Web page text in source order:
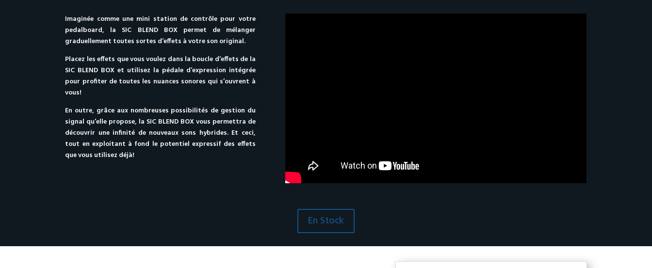
Imaginée comme une mini station de contrôle pour votre
pedalboard, la SIC BLEND BOX permet de mélanger
graduellement toutes sortes d’effets à votre son original.
Placez les effets que vous voulez dans la boucle d’effets de la
SIC BLEND BOX et utilisez la pédale d’expression intégrée
pour profiter de toutes les nuances sonores qui s’ouvrent à
vous!
En outre, grâce aux nombreuses possibilités de gestion du
signal qu’elle propose, la SIC BLEND BOX vous permettra de
découvrir une infinité de nouveaux sons hybrides. Et ceci,
tout en exploitant à fond le potentiel expressif des effets
que vous utilisez déjà!
En Stock